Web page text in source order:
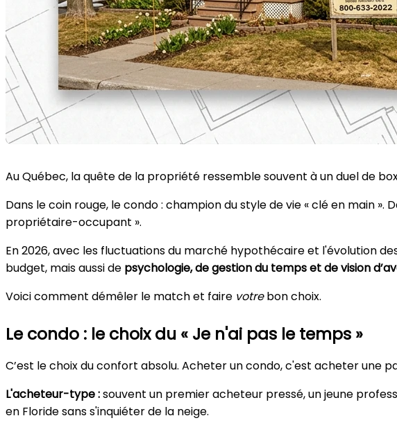
Au Québec, la quête de la propriété ressemble souvent à un duel de
Dans le coin rouge, le condo : champion du style de vie « clé en main ».
propriétaire-occupant ».
En 2026, avec les fluctuations du marché hypothécaire et l'évolution
budget, mais aussi de psychologie, de gestion du temps et de vision
Voici comment démêler le match et faire votrebon choix.
Le condo : le choix du « Je n'ai pas le temps »
C’est le choix du confort absolu. Acheter un condo, c'est acheter une
L'acheteur-type :souvent un premier acheteur pressé, un jeune
en Floride sans s'inquiéter de la neige.